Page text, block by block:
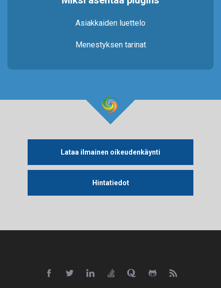
Asiakkaiden luettelo
Menestyksen tarinat
Lataa ilmainen oikeudenkäynti
Hintatiedot